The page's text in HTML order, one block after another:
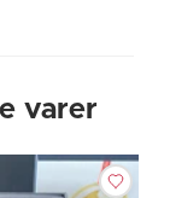
varer